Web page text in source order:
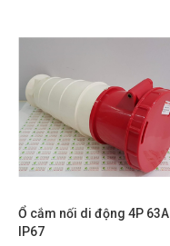
Ổ cắm nối di động 4P 63A
IP67